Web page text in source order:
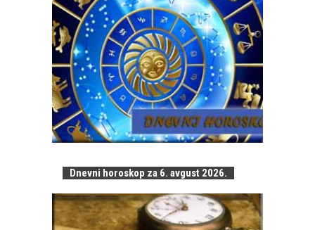
Dnevni horoskop za 6. avgust 2026.